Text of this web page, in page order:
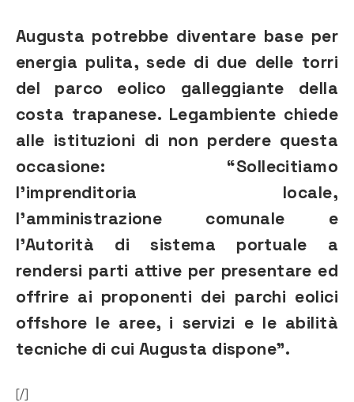
Augusta potrebbe diventare base per
energia pulita, sede di due delle torri
del parco eolico galleggiante della
costa trapanese. Legambiente chiede
alle istituzioni di non perdere questa
occasione: “Sollecitiamo
l’imprenditoria locale,
l’amministrazione comunale e
l’Autorità di sistema portuale a
rendersi parti attive per presentare ed
offrire ai proponenti dei parchi eolici
offshore le aree, i servizi e le abilità
tecniche di cui Augusta dispone”.
[/]